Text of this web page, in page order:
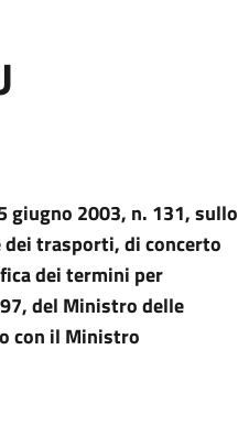
giugno 2003, n. 131, sullo
trasporti, di concerto
dei termini per
del Ministro delle
con il Ministro